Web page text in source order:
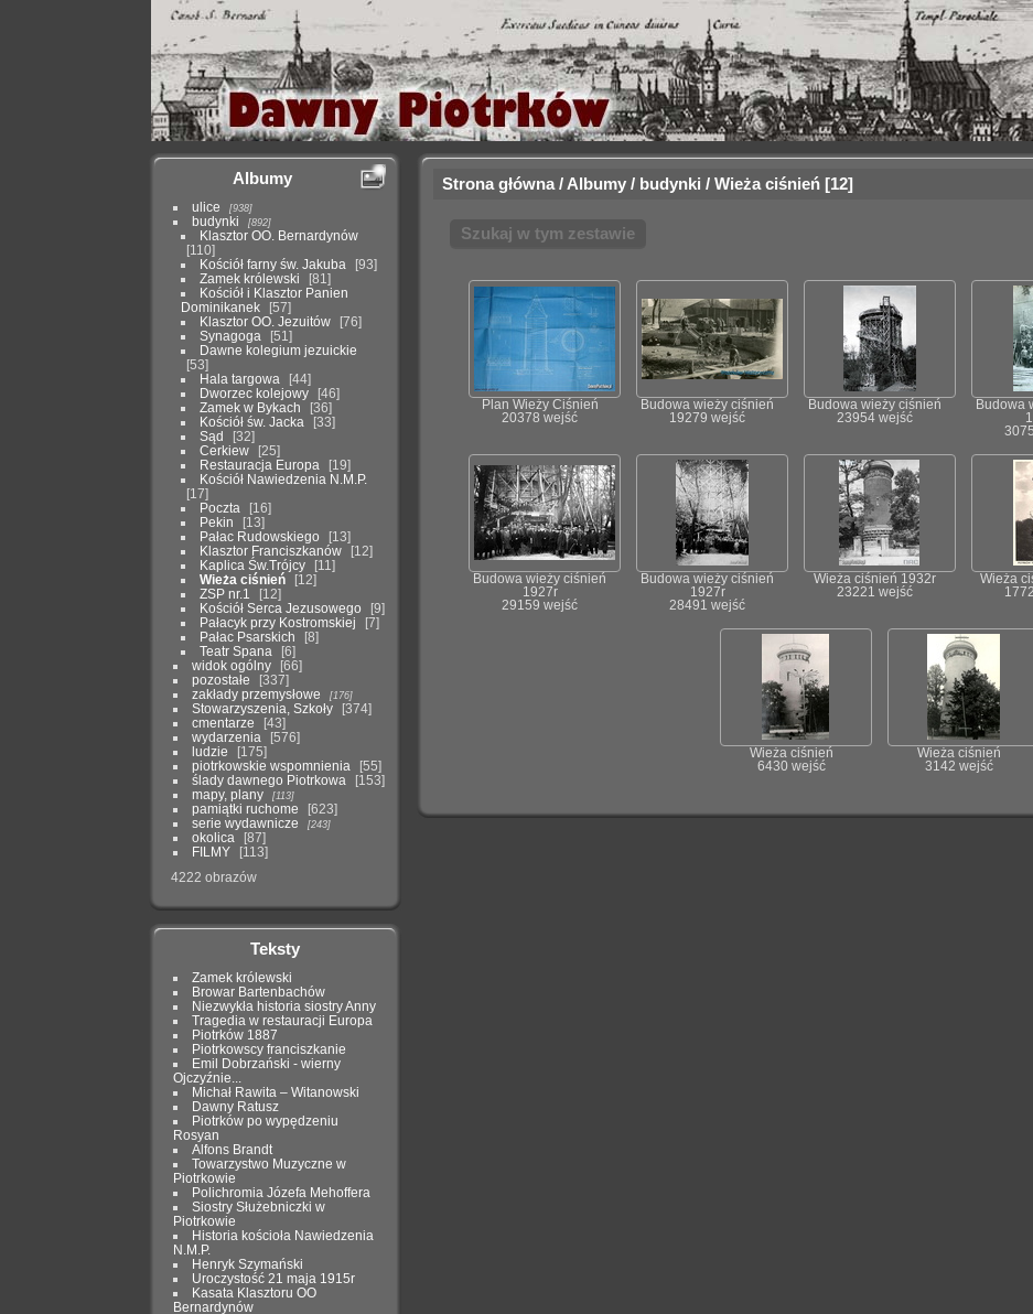
Albumy
ulice 938
budynki 892
Klasztor OO. Bernardynów
110
Kościół farny św. Jakuba
93
Zamek królewski
81
Kościół i Klasztor Panien
Dominikanek
57
Klasztor OO. Jezuitów
76
Synagoga
51
Dawne kolegium jezuickie
53
Hala targowa
44
Dworzec kolejowy
46
Zamek w Bykach
36
Kościół św. Jacka
33
Sąd
32
Cerkiew
25
Restauracja Europa
19
Kościół Nawiedzenia N.M.P.
17
Poczta
16
Pekin
13
Pałac Rudowskiego
13
Klasztor Franciszkanów
12
Kaplica Św.Trójcy
11
Wieża ciśnień
12
ZSP nr.1
12
Kościół Serca Jezusowego
9
Pałacyk przy Kostromskiej
7
Pałac Psarskich
8
Teatr Spana
6
widok ogólny
66
pozostałe
337
zakłady przemysłowe
176
Stowarzyszenia, Szkoły
374
cmentarze
43
wydarzenia
576
ludzie
175
piotrkowskie wspomnienia
55
ślady dawnego Piotrkowa
153
mapy, plany
113
pamiątki ruchome
623
serie wydawnicze
243
okolica
87
FILMY
113
4222 obrazów
Teksty
Zamek królewski
Browar Bartenbachów
Niezwykła historia siostry Anny
Tragedia w restauracji Europa
Piotrków 1887
Piotrkowscy franciszkanie
Emil Dobrzański - wierny
Ojczyźnie...
Michał Rawita – Witanowski
Dawny Ratusz
Piotrków po wypędzeniu
Rosyan
Alfons Brandt
Towarzystwo Muzyczne w
Piotrkowie
Polichromia Józefa Mehoffera
Siostry Służebniczki w
Piotrkowie
Historia kościoła Nawiedzenia
N.M.P.
Henryk Szymański
Uroczystość 21 maja 1915r
Kasata Klasztoru OO
Bernardynów
Strona główna/ Albumy/ budynki / Wieża ciśnień 12
Szukaj w tym zestawie
Plan Wieży Ciśnień
20378 wejść
Budowa wieży ciśnień
19279 wejść
Budowa wieży ciśnień
23954 wejść
Budowa
Budowa wieży ciśnień
1927r
29159 wejść
Budowa wieży ciśnień
1927r
28491 wejść
Wieża ciśnień 1932r
23221 wejść
Wieża
Wieża ciśnień
6430 wejść
Wieża ciśnień
3142 wejść